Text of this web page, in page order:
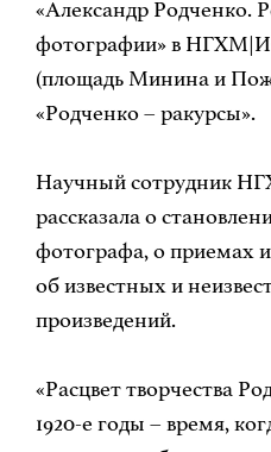
«Александр Родченко.
фотографии» в
(площадь Минина и
«Родченко – ракурсы».
Научный сотрудник
рассказала о
фотографа, о приемах
об известных и
произведений.
«Расцвет творчества
1920-е годы – время,